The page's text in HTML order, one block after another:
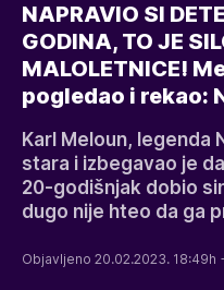
NAPRAVIO SI
GODINA, TO JE
MALOLETNICE!
pogledao i rekao:
Karl Meloun, legenda
stara i izbegavao je
20-godišnjak dobio
dugo nije hteo da ga
Objavljeno 20.02.2023. 18:49h